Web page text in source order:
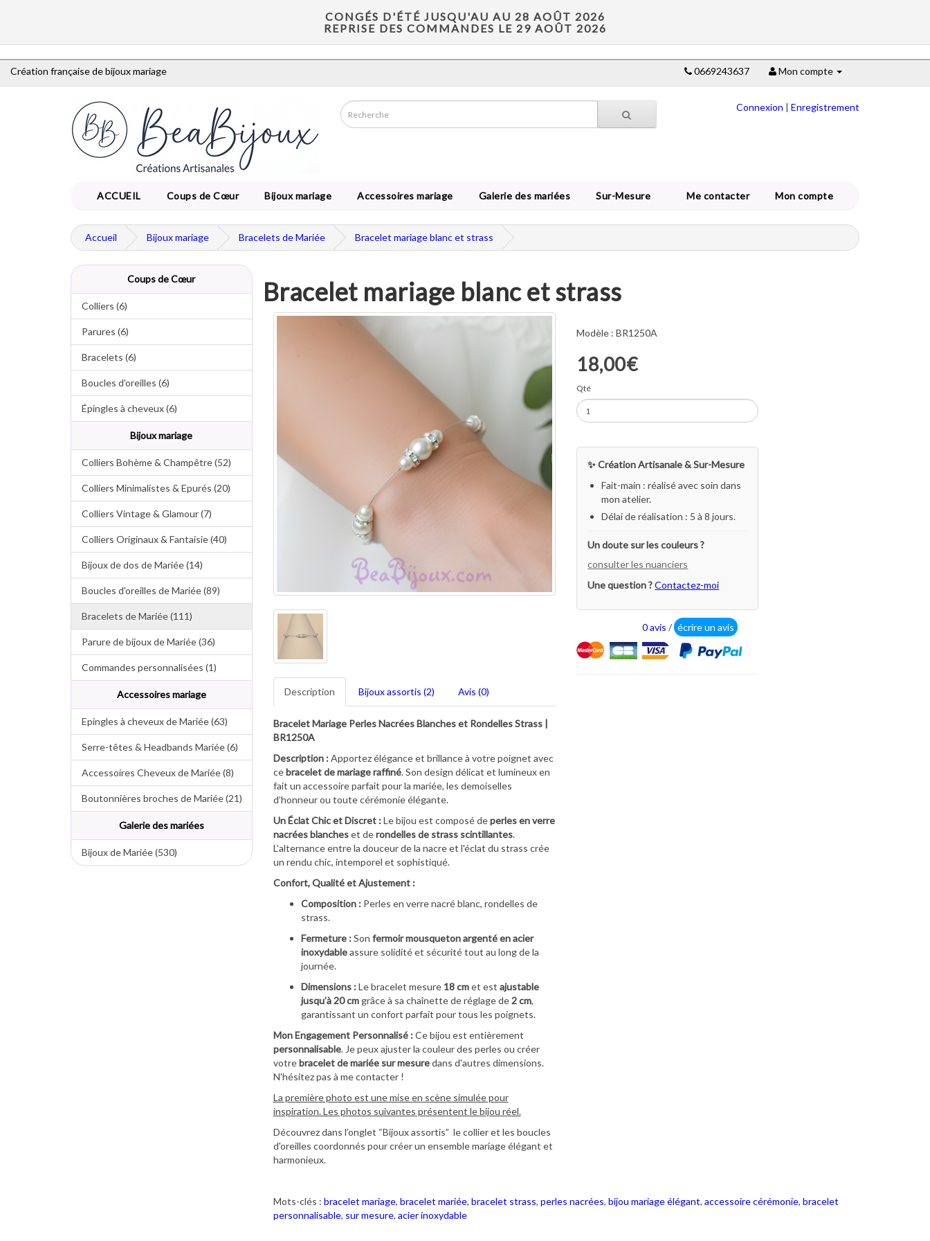
CONGÉS D'ÉTÉ JUSQU'AU AU 28 AOÛT 2026
REPRISE DES COMMANDES LE 29 AOÛT 2026
Création française de bijoux mariage 0669243637 Mon compte
Connexion | Enregistrement
ACCUEIL Coups de Cœur Bijoux mariage Accessoires mariage Galerie des mariées Sur-Mesure Me contacter Mon compte
Accueil Bijoux mariage Bracelets de Mariée Bracelet mariage blanc et strass
Coups de Cœur
Colliers (6)
Parures (6)
Bracelets (6)
Boucles d'oreilles (6)
Épingles à cheveux (6)
Bijoux mariage
Colliers Bohème & Champêtre (52)
Colliers Minimalistes & Epurés (20)
Colliers Vintage & Glamour (7)
Colliers Originaux & Fantaisie (40)
Bijoux de dos de Mariée (14)
Boucles d'oreilles de Mariée (89)
Bracelets de Mariée (111)
Parure de bijoux de Mariée (36)
Commandes personnalisées (1)
Accessoires mariage
Epingles à cheveux de Mariée (63)
Serre-têtes & Headbands Mariée (6)
Accessoires Cheveux de Mariée (8)
Boutonnières broches de Mariée (21)
Galerie des mariées
Bijoux de Mariée (530)
Bracelet mariage blanc et strass
Description Bijoux assortis (2) Avis (0)
Bracelet Mariage Perles Nacrées Blanches et Rondelles Strass |
BR1250A
Description :Apportez élégance et brillance à votre poignet avec
cebracelet de mariage raffiné. Son design délicat et lumineux en
fait un accessoire parfait pour la mariée, les demoiselles
d’honneur ou toute cérémonie élégante.
Un Éclat Chic et Discret :Le bijou est composé deperles en verre
nacrées blancheset derondelles de strass scintillantes.
L'alternance entre la douceur de la nacre et l'éclat du strass crée
un rendu chic, intemporel et sophistiqué.
Confort, Qualité et Ajustement :
Composition :Perles en verre nacré blanc, rondelles de
strass.
Fermeture :Son fermoir mousqueton argenté en acier
inoxydableassure solidité et sécurité tout au long de la
journée.
Dimensions :Le bracelet mesure 18 cmet est ajustable
jusqu’à 20 cmgrâce à sa chaînette de réglage de2 cm,
garantissant un confort parfait pour tous les poignets.
Mon Engagement Personnalisé :Ce bijou est entièrement
personnalisable. Je peux ajuster la couleur des perles ou créer
votrebracelet de mariée sur mesuredans d'autres dimensions.
N'hésitez pas à me contacter !
La première photo est une mise en scène simulée pour
inspiration. Les photos suivantes présentent le bijou réel.
Découvrez dans l’onglet “Bijoux assortis” le collier et les boucles
d'oreilles coordonnés pour créer un ensemble mariage élégant et
harmonieux.
Modèle : BR1250A
18,00€
Qté
✨ Création Artisanale & Sur-Mesure
Fait-main : réalisé avec soin dans
mon atelier.
Délai de réalisation : 5 à 8 jours.
Un doute sur les couleurs ?
consulter les nuanciers
Une question ?Contactez-moi
0 avis / écrire un avis
Mots-clés : bracelet mariage, bracelet mariée, bracelet strass, perles nacrées, bijou mariage élégant, accessoire cérémonie, bracelet
personnalisable, sur mesure, acier inoxydable